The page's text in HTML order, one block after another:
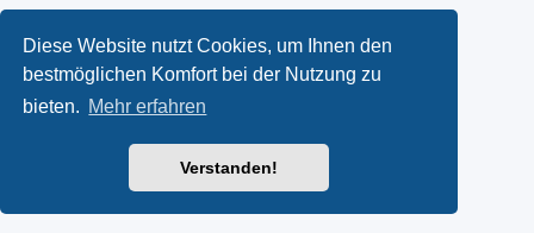
Diese Website nutzt Cookies, um Ihnen den
bestmöglichen Komfort bei der Nutzung zu
bieten. Mehr erfahren
Verstanden!